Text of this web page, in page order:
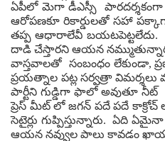
ఏపీలో మెగా డీఎస్సీ పారదర్శకంగా
ఆరోపణకూ రికార్డులతో సహా
తప్ప ఆధారాలేవీ బయటపెట్టలేదు.
దాడి చేస్తారని ఆయన
వాస్తవాలతో సంబంధం లేకుండా,
ప్రయత్నాల పట్ల సర్వత్రా
పార్టీని గుడ్డిగా ఫాలో అవుతూ నీట్
ప్రెస్ మీట్ లో జగన్ పదే పదే కాక్రోచ్
సెటైర్లు గుప్పిస్తున్నారు. ఏది
ఆయన నవ్వుల పాలు కావడం